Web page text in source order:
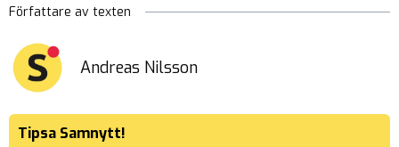
Författare av texten
Andreas Nilsson
Tipsa Samnytt!